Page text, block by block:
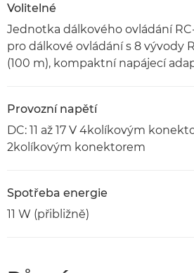
Volitelné
Jednotka dálkového ovládání
pro dálkové ovládání s 8 vývody
(100 m), kompaktní napájecí
Provozní napětí
DC: 11 až 17 V 4kolíkovým
2kolíkovým konektorem
Spotřeba energie
11 W (přibližně)